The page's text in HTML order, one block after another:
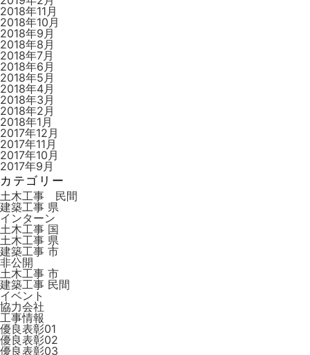
2018年11月
2018年10月
2018年9月
2018年8月
2018年7月
2018年6月
2018年5月
2018年4月
2018年3月
2018年2月
2018年1月
2017年12月
2017年11月
2017年10月
2017年9月
カテゴリー
土木工事 民間
建築工事 県
インターン
土木工事 国
土木工事 県
建築工事 市
非公開
土木工事 市
建築工事 ⺠間
イベント
協力会社
工事情報
優良表彰01
優良表彰02
優良表彰03